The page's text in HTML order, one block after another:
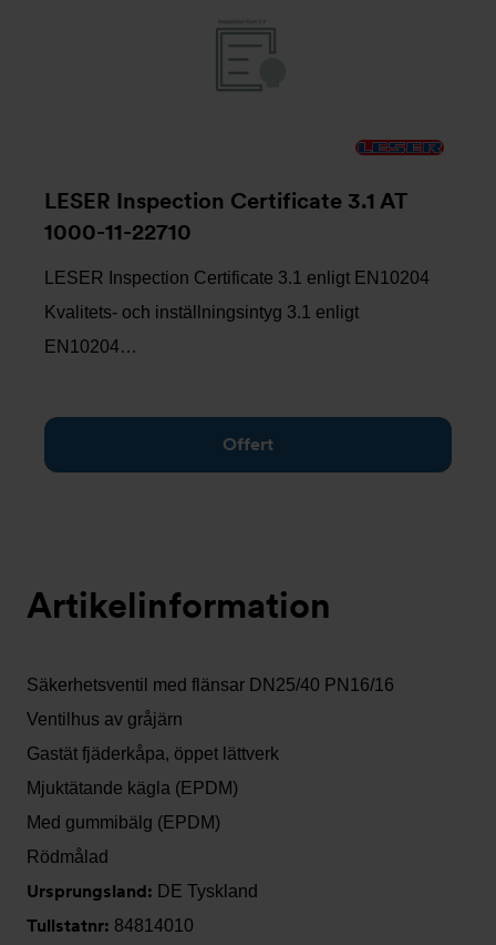
LESER Inspection Certificate 3.1 AT
1000-11-22710
LESER Inspection Certificate 3.1 enligt EN10204
Kvalitets- och inställningsintyg 3.1 enligt
EN10204…
Offert
Artikelinformation
Säkerhetsventil med flänsar DN25/40 PN16/16
Ventilhus av gråjärn
Gastät fjäderkåpa, öppet lättverk
Mjuktätande kägla (EPDM)
Med gummibälg (EPDM)
Rödmålad
Ursprungsland: DE Tyskland
Tullstatnr: 84814010